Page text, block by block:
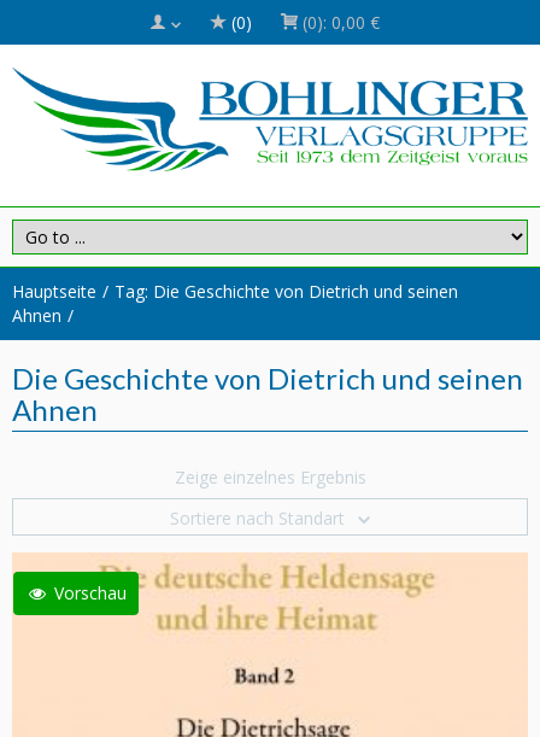
(0) (0): 0,00 €
Hauptseite
Tag: Die Geschichte von Dietrich und seinen
Ahnen
Die Geschichte von Dietrich und seinen
Ahnen
Zeige einzelnes Ergebnis
Sortiere nach Standart
Vorschau